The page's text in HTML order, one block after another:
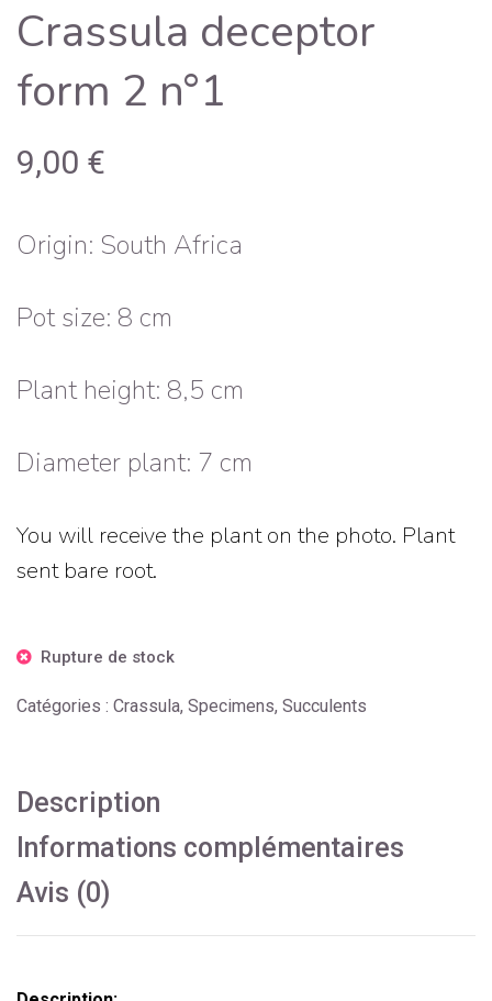
Crassula deceptor
form 2 n°1
9,00 €
Origin: South Africa
Pot size: 8 cm
Plant height: 8,5 cm
Diameter plant: 7 cm
You will receive the plant on the photo. Plant
sent bare root.
Rupture de stock
Catégories : Crassula, Specimens, Succulents
Description
Informations complémentaires
Avis (0)